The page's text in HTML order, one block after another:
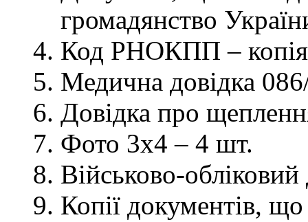
громадянство
Код РНОКПП – копія
Медична довідка
Довідка про
Фото 3х4 – 4 шт.
Військово-
Копії документів,